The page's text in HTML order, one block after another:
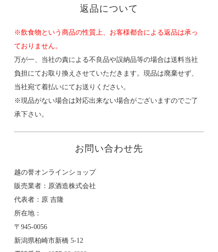
返品について
※飲食物という商品の性質上、お客様都合による返品は承っ
ておりません。
万が一、当社の責による不良品や誤納品等の場合は送料当社
負担にてお取り換えさせていただきます。現品は廃棄せず、
当社宛て着払いにてお送りください。
※現品がない場合は対応出来ない場合がございますのでご了
承下さい。
お問い合わせ先
越の誉オンラインショップ
販売業者：原酒造株式会社
代表者：原 吉隆
所在地：
〒945-0056
新潟県柏崎市新橋 5-12